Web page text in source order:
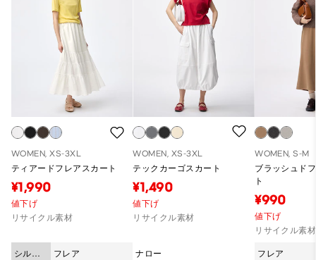
WOMEN, XS-3XL
ティアードフレアスカート
¥1,990
値下げ
リサイクル素材
シルエ
フレア
WOMEN, XS-3XL
テックカーゴスカート
¥1,490
値下げ
リサイクル素材
ナロー
WOMEN, S-M
ブラッシュド
ト
¥990
値下げ
リサイクル素材
フレア